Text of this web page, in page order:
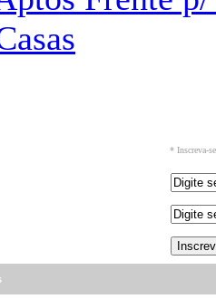
* Inscreva-